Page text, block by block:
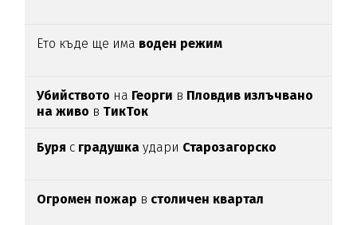
Ето къде ще има воден режим
Убийството на Георги в Пловдив излъчвано
на живо в ТикТок
Буря с градушкаудари Старозагорско
Огромен пожар в столичен квартал